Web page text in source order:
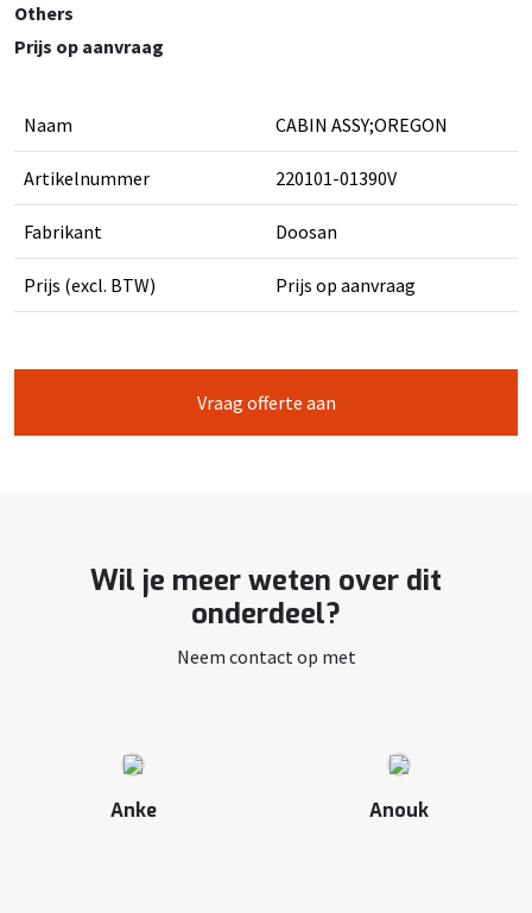
Others
Prijs op aanvraag
Naam CABIN ASSY;OREGON
Artikelnummer 220101-01390V
Fabrikant Doosan
Prijs (excl. BTW) Prijs op aanvraag
Vraag offerte aan
Wil je meer weten over dit
onderdeel?
Neem contact op met
Anke Anouk